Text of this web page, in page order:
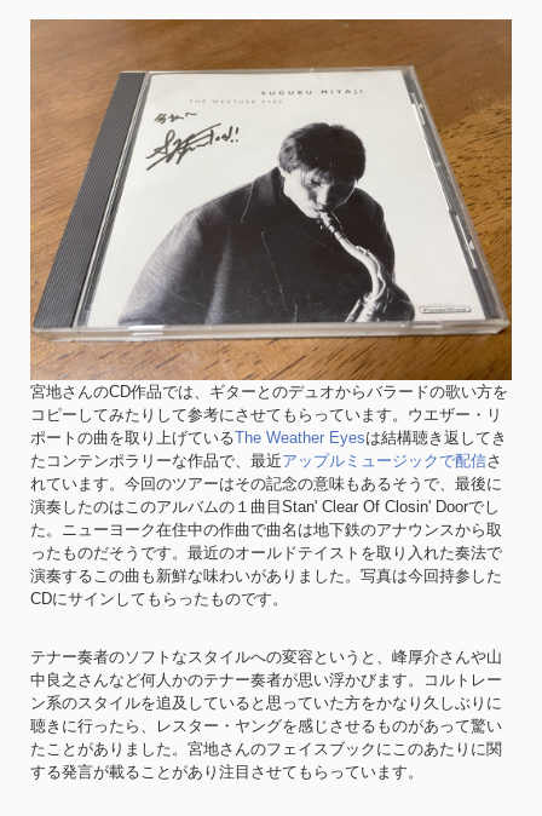
宮地さんのCD作品では、ギターとのデュオからバラードの歌い方を
コピーしてみたりして参考にさせてもらっています。ウエザー・リ
ポートの曲を取り上げているThe Weather Eyesは結構聴き返してき
たコンテンポラリーな作品で、最近アップルミュージックで配信さ
れています。今回のツアーはその記念の意味もあるそうで、最後に
演奏したのはこのアルバムの１曲目Stan' Clear Of Closin' Doorでし
た。ニューヨーク在住中の作曲で曲名は地下鉄のアナウンスから取
ったものだそうです。最近のオールドテイストを取り入れた奏法で
演奏するこの曲も新鮮な味わいがありました。写真は今回持参した
CDにサインしてもらったものです。
テナー奏者のソフトなスタイルへの変容というと、峰厚介さんや山
中良之さんなど何人かのテナー奏者が思い浮かびます。コルトレー
ン系のスタイルを追及していると思っていた方をかなり久しぶりに
聴きに行ったら、レスター・ヤングを感じさせるものがあって驚い
たことがありました。宮地さんのフェイスブックにこのあたりに関
する発言が載ることがあり注目させてもらっています。